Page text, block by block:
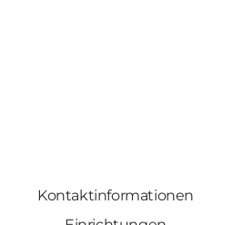
Kontaktinformationen